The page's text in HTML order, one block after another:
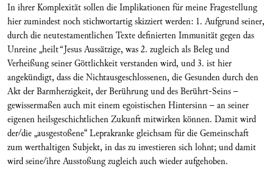
In ihrer Komplexität sollen die Implikationen für meine Fragestellung
hier zumindest noch stichwortartig skizziert werden: 1. Aufgrund seiner,
durch die neutestamentlichen Texte definierten Immunität gegen das
Unreine „heilt“Jesus Aussätzige, was 2. zugleich als Beleg und
Verheißung seiner Göttlichkeit verstanden wird, und 3. ist hier
angekündigt, dass die Nichtausgeschlossenen, die Gesunden durch den
Akt der Barmherzigkeit, der Berührung und des Berührt-Seins –
gewissermaßen auch mit einem egoistischen Hintersinn – an seiner
eigenen heilsgeschichtlichen Zukunft mitwirken können. Damit wird
der/die „ausgestoßene“ Leprakranke gleichsam für die Gemeinschaft
zum werthaltigen Subjekt, in das zu investieren sich lohnt; und damit
wird seine/ihre Ausstoßung zugleich auch wieder aufgehoben.